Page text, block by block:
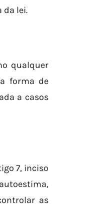
da lei.
qualquer
forma de
a casos
7, inciso
as